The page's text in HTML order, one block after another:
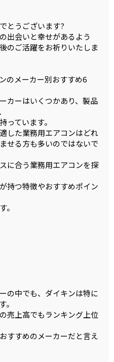
とうございます?
出会いと幸せがあるよう
のご活躍をお祈りいたしま
のメーカー別おすすめ6
カーはいくつかあり、製品
っています。
した業務用エアコンはどれ
せる方も多いのではないで
に合う業務用エアコンを探
持つ特徴やおすすめポイン
。
の中でも、ダイキンは特に
。
売上高でもランキング上位
すすめのメーカーだと言え